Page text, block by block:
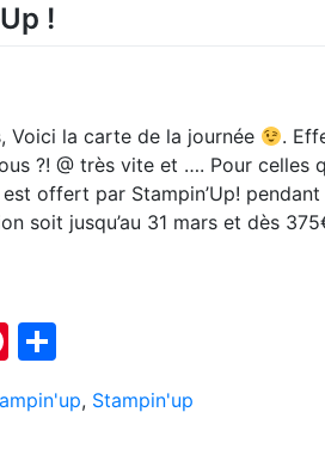
!
Voici la carte de la journée
.
?! @ très vite et …. Pour celles
offert par Stampin’Up!
soit jusqu’au 31 mars et dès
Pinterest
, Stampin'up